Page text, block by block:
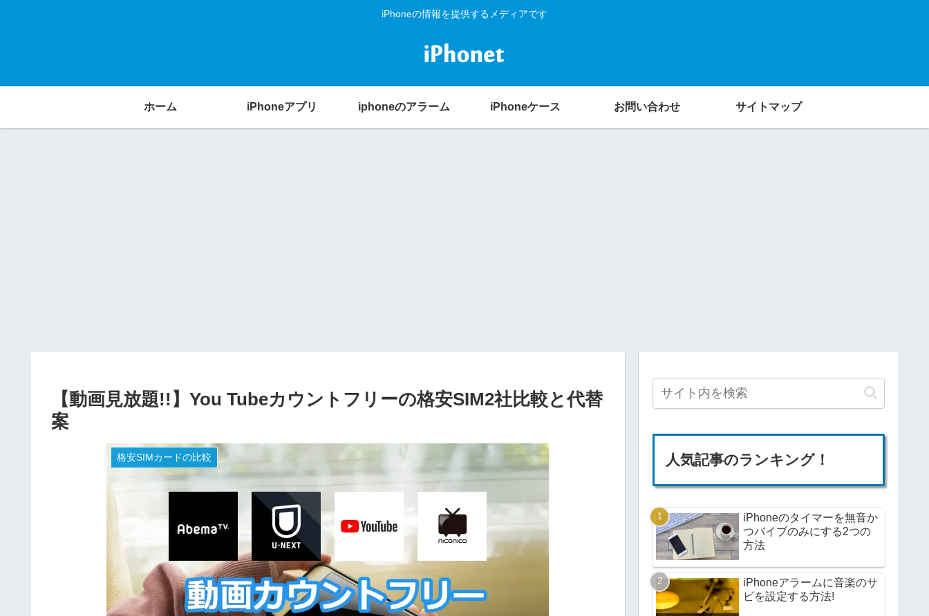
iPhoneの情報を提供するメディアです
ホーム iPhoneアプリ iphoneのアラーム iPhoneケース お問い合わせ サイトマップ
【動画見放題!!】You Tubeカウントフリーの格安SIM2社比較と代替
案
格安SIMカードの比較 人気記事のランキング！
iPhoneのタイマーを無音か
つバイブのみにする2つの
方法
iPhoneアラームに音楽のサ
ビを設定する方法!